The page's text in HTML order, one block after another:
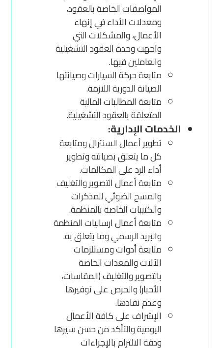
المواصفات الخاصة بالعقود،
ومعدلات الأداء في إنهاء
الأعمال، والمشكلات التي
واجهت وحدة العقود التشغيلية
والعاملين فيها.
متابعة حركة السيارات وصيانتها
الصيانة الدورية اللازمة.
متابعة المطالبات المالية
المتعلقة بالعقود التشغيلية.
الخدمات الإدارية:
تطوير أعمال السنترال ومتابعة
كل ما يتعلق بصيانته وتطوير
أداء الرد على المكالمات.
متابعة أعمال التصوير والتغليف
والمسح الضوئي للمذكرات
والكتيبات الخاصة بالمنظمة.
متابعة أعمال ارساليات المنظمة
والبريد الرسمي وما يتعلق به.
متابعة أدوات ومستلزمات
الآلات والمعدات الخاصة
بالتصوير والتغليف (المقاسات،
الأحبار) والحرص على توفيرها
وعدم نفاذها.
الإشراف على كافة الأعمال
اليومية والتأكد من حسن سيرها
ودقة الالتزام بالإجراءات